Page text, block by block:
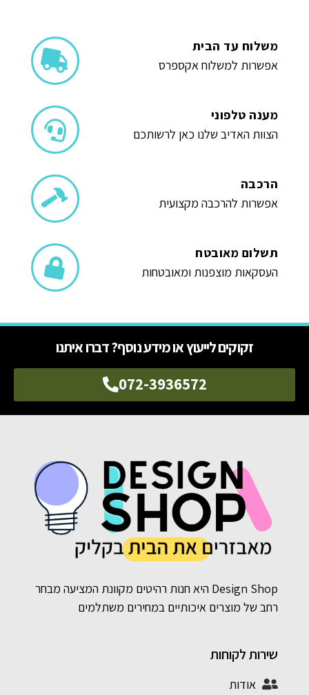
משלוח עד הבית
אפשרות למשלוח אקספרס
מענה טלפוני
הצוות האדיב שלנו כאן לרשותכם
הרכבה
אפשרות להרכבה מקצועית
תשלום מאובטח
העסקאות מוצפנות ומאובטחות
זקוקים לייעוץ או מידע נוסף? דברו איתנו
072-3936572
Design Shop היא חנות רהיטים מקוונת המציעה מבחר
רחב של מוצרים איכותיים במחירים משתלמים
שירות לקוחות
אודות